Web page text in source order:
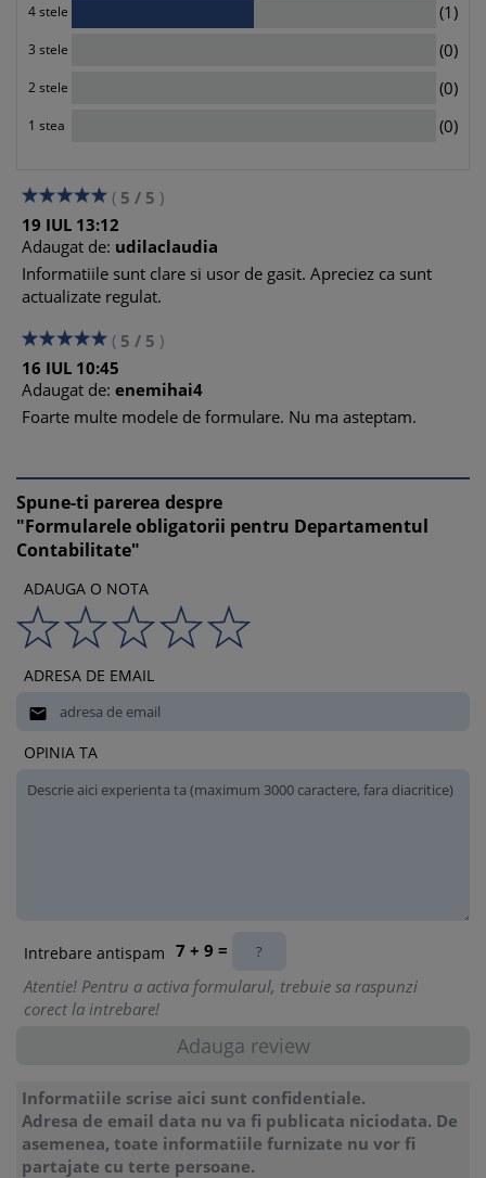
4 stele (1)
3 stele (0)
2 stele (0)
1 stea (0)
( 5 / 5 )
19 IUL 13:12
Adaugat de: udilaclaudia
Informatiile sunt clare si usor de gasit. Apreciez ca sunt
actualizate regulat.
( 5 / 5 )
16 IUL 10:45
Adaugat de: enemihai4
Foarte multe modele de formulare. Nu ma asteptam.
Spune-ti parerea despre
"Formularele obligatorii pentru Departamentul
Contabilitate"
ADAUGA O NOTA
ADRESA DE EMAIL

OPINIA TA
Intrebare antispam 7 + 9 =
Atentie! Pentru a activa formularul, trebuie sa raspunzi
corect la intrebare!
Informatiile scrise aici sunt confidentiale.
Adresa de email data nu va fi publicata niciodata. De
asemenea, toate informatiile furnizate nu vor fi
partajate cu terte persoane.